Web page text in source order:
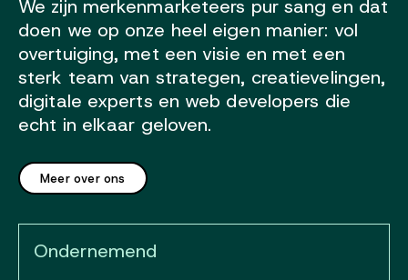
We zijn merkenmarketeers pur sang en dat
doen we op onze heel eigen manier: vol
overtuiging, met een visie en met een
sterk team van strategen, creatievelingen,
digitale experts en web developers die
echt in elkaar geloven.
Meer over ons
Ondernemend